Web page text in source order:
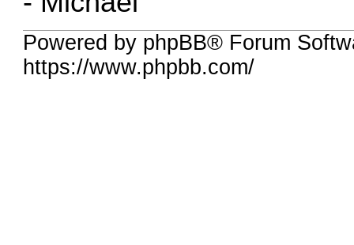
Powered by phpBB® Forum
https://www.phpbb.com/